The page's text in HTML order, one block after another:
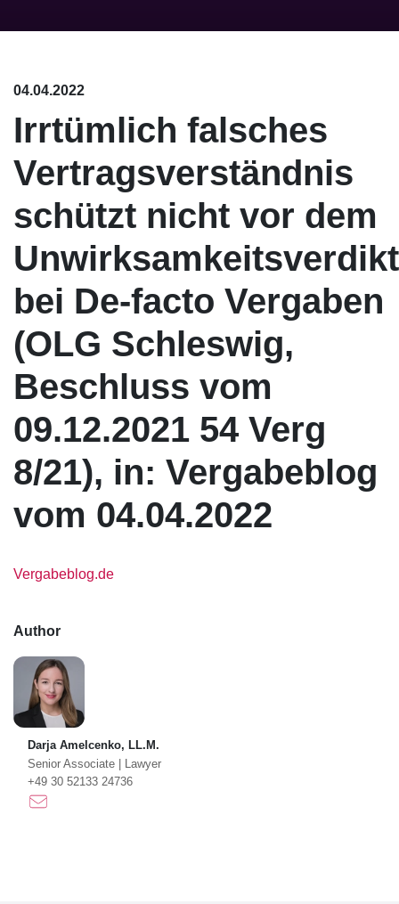
04.04.2022
Irrtümlich falsches
Vertragsverständnis
schützt nicht vor dem
Unwirksamkeitsverdikt
bei De-facto Vergaben
(OLG Schleswig,
Beschluss vom
09.12.2021 54 Verg
8/21), in: Vergabeblog
vom 04.04.2022
Vergabeblog.de
Author
Darja Amelcenko, LL.M.
Senior Associate | Lawyer
+49 30 52133 24736